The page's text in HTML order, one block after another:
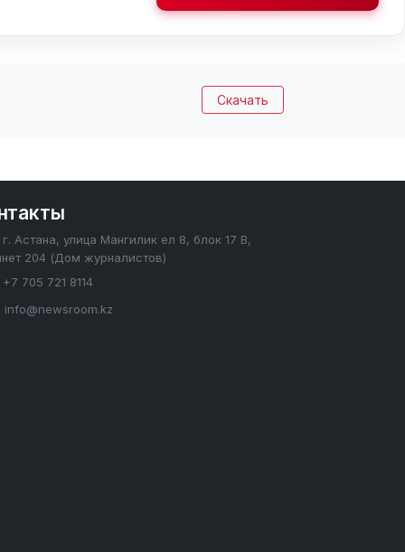
Скачать
г. Астана, улица Мангилик ел 8, блок 17 В,
204 (Дом журналистов)
+7 705 721 8114
info@newsroom.kz